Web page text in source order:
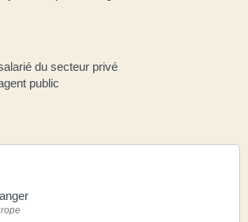
du secteur privé
public